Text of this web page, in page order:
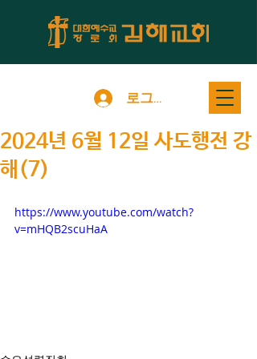
로그인
2024년 6월 12일 사도행전 강
해(7)
https://www.youtube.com/watch?
v=mHQB2scuHaA